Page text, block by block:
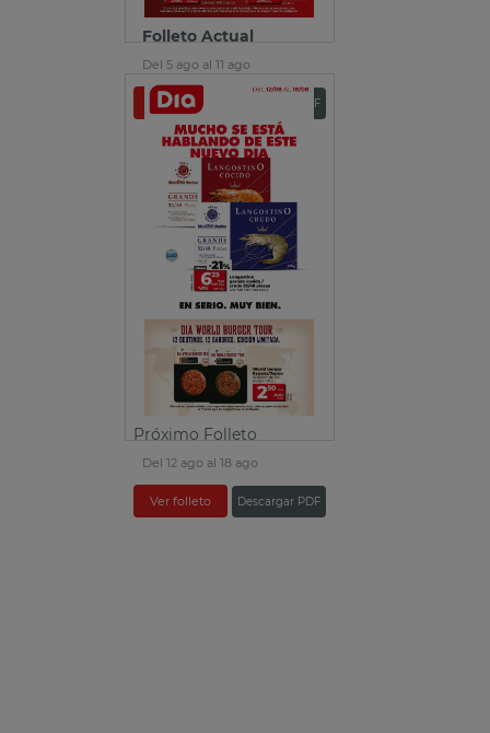
Folleto Actual
Del 5 ago al 11 ago
Ver folleto Descargar PDF
Próximo Folleto
Del 12 ago al 18 ago
Ver folleto Descargar PDF